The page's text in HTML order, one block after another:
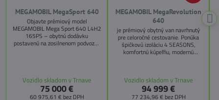
MEGAMOBIL MegaSport 640
Objavte prémiový model
MEGAMOBIL Mega Sport 640 L4H2
165PS – obytnú dodávku
postavenú na zosilnenom podvozku
pozdĺžnemu lôžku a možnosti
doplniť predné prídavné lôžko.
Vozidlo skladom v Trnave
75 000 €
60 975,61 € bez DPH
MEGAMOBIL MegaRevolution
640
je prémiový obytný van navrhnutý
pre celoročné cestovanie. Ponúka
špičkovú izoláciu 4 SEASONS,
komfortnú kúpeľňu, modernú
CITY, TECHNO, SICHERHEIT a
MEGA WINTER získate maximálnu
bezpečnosť, pohodlie a
Vozidlo skladom v Trnave
94 999 €
77 234,96 € bez DPH